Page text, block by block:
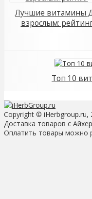
Лучшие витамины
взрослым:
Топ 10
Copyright © iHerbgroup.ru,
Доставка товаров с
Оплатить товары можно